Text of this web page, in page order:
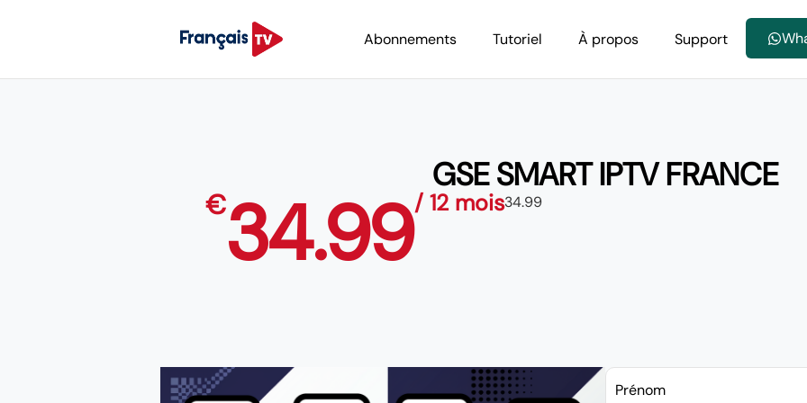
Abonnements Tutoriel À propos Support
GSE SMART IPTV FRANCE
€34.99/ 12 mois34.99
Prénom